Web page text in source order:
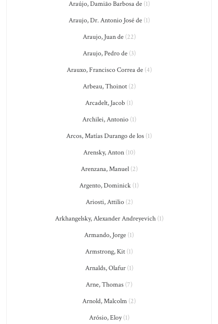
Araújo, Damião Barbosa de(1)
Araujo, Dr. Antonio José de(1)
Araujo, Juan de(22)
Araujo, Pedro de(3)
Arauxo, Francisco Correa de(4)
Arbeau, Thoinot(2)
Arcadelt, Jacob (1)
Archilei, Antonio(1)
Arcos, Matías Durango de los (1)
Arensky, Anton(10)
Arenzana, Manuel(2)
Argento, Dominick (1)
Ariosti, Attilio(2)
Arkhangelsky, Alexander Andreyevich(1)
Armando, Jorge (1)
Armstrong, Kit (1)
Arnalds, Olafur(1)
Arne, Thomas (7)
Arnold, Malcolm (2)
Arósio, Eloy(1)